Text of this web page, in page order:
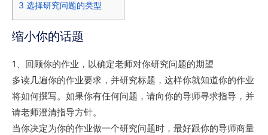
3 选择研究问题的类型
缩小你的话题
1、回顾你的作业，以确定老师对你研究问题的期望
多读几遍你的作业要求，并研究标题，这样你就知道你的作业
将如何撰写。如果你有任何问题，请向你的导师寻求指导，并
请老师澄清指导方针。
当你决定为你的作业做一个研究问题时，最好跟你的导师商量